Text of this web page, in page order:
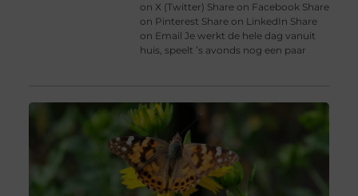
on X (Twitter) Share on Facebook Share
on Pinterest Share on LinkedIn Share
on Email Je werkt de hele dag vanuit
huis, speelt ’s avonds nog een paar